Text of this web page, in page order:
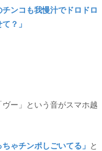
ンコも我慢汁でドロドロ
？」
ー」という音がスマホ越
ちゃチンポしごいてる」 と